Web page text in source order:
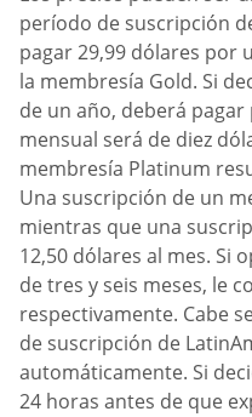
período de suscripción
pagar 29,99 dólares por
la membresía Gold. Si
de un año, deberá
mensual será de diez
membresía Platinum
Una suscripción de un
mientras que una
12,50 dólares al mes. Si
de tres y seis meses, le
respectivamente. Cabe
de suscripción de
automáticamente. Si
24 horas antes de que